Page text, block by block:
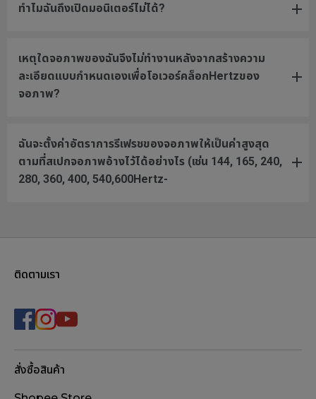
ทำไมฉันถึงเปิดมอนิเตอร์ไม่ได้?
เหตุใดจอภาพของฉันจึงไม่ทำงานหลังจากสร้างความ
ละเอียดแบบกำหนดเองเพื่อโอเวอร์คล็อกHertzของ
จอภาพ?
ฉันจะตั้งค่าอัตราการรีเฟรชของจอภาพให้เป็นค่าสูงสุด
ตามที่สเปกจอภาพอ้างไว้ได้อย่างไร (เช่น 144, 165, 240,
280, 360, 400, 540,600Hertz-
ติดตามเรา
สั่งซื้อสินค้า